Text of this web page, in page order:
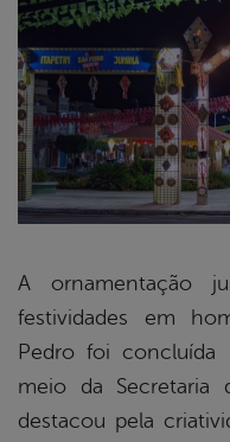
A ornamentação
festividades em
Pedro foi concluída
meio da Secretaria
destacou pela